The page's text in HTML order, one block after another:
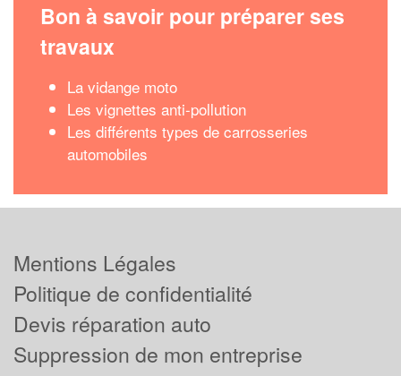
Bon à savoir pour préparer ses
travaux
La vidange moto
Les vignettes anti-pollution
Les différents types de carrosseries
automobiles
Mentions Légales
Politique de confidentialité
Devis réparation auto
Suppression de mon entreprise